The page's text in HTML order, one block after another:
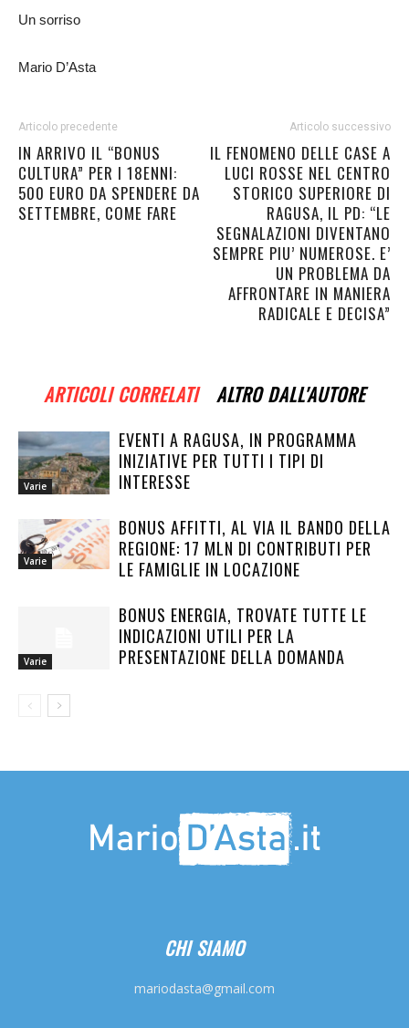
Un sorriso
Mario D’Asta
Articolo precedente
IN ARRIVO IL “BONUS
CULTURA” PER I 18ENNI:
500 EURO DA SPENDERE DA
SETTEMBRE, COME FARE
Articolo successivo
IL FENOMENO DELLE CASE A
LUCI ROSSE NEL CENTRO
STORICO SUPERIORE DI
RAGUSA, IL PD: “LE
SEGNALAZIONI DIVENTANO
SEMPRE PIU’ NUMEROSE. E’
UN PROBLEMA DA
AFFRONTARE IN MANIERA
RADICALE E DECISA”
ARTICOLI CORRELATI ALTRO DALL'AUTORE
Varie
EVENTI A RAGUSA, IN PROGRAMMA
INIZIATIVE PER TUTTI I TIPI DI
INTERESSE
Varie
BONUS AFFITTI, AL VIA IL BANDO DELLA
REGIONE: 17 MLN DI CONTRIBUTI PER
LE FAMIGLIE IN LOCAZIONE
Varie
BONUS ENERGIA, TROVATE TUTTE LE
INDICAZIONI UTILI PER LA
PRESENTAZIONE DELLA DOMANDA
CHI SIAMO
mariodasta@gmail.com